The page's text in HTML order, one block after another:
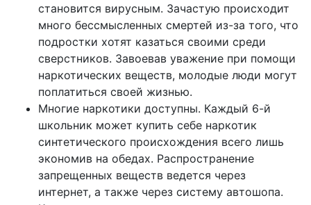
становится вирусным. Зачастую происходит
много бессмысленных смертей из-за того, что
подростки хотят казаться своими среди
сверстников. Завоевав уважение при помощи
наркотических веществ, молодые люди могут
поплатиться своей жизнью.
Многие наркотики доступны. Каждый 6-й
школьник может купить себе наркотик
синтетического происхождения всего лишь
экономив на обедах. Распространение
запрещенных веществ ведется через
интернет, а также через систему автошопа.